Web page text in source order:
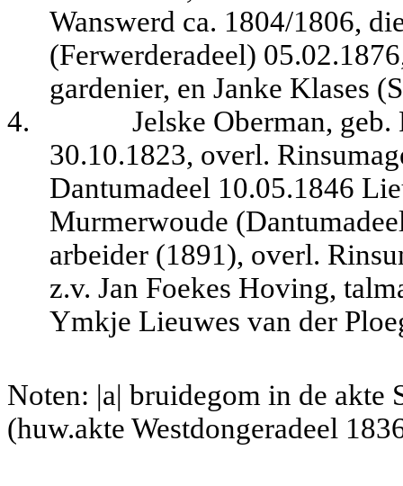
Wanswerd ca. 1804/1806,
(Ferwerderadeel)
gardenier, en Janke Klases
4.
Jelske Oberman,
30.10.1823, overl.
Dantumadeel 10.05.1846
Murmerwoude
arbeider (1891), overl.
z.v. Jan Foekes Hoving,
Ymkje Lieuwes van der
Noten: |a| bruidegom in de akte
(huw.akte Westdongeradeel